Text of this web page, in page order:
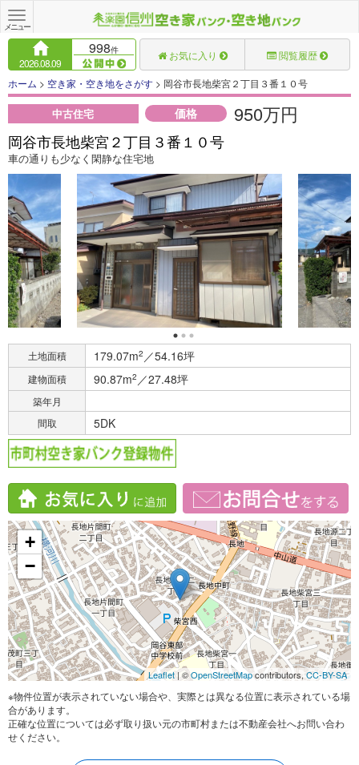
Toggle
navigation
メニュー
2026.08.09
998件 お気に入り 閲覧履歴
ホーム > 空き家・空き地をさがす > 岡谷市長地柴宮２丁目３番１０号
中古住宅 価格 950万円
岡谷市長地柴宮２丁目３番１０号
車の通りも少なく閑静な住宅地
土地面積 179.07m2 ／54.16坪
建物面積 90.87m2 ／27.48坪
築年月
間取
5DK
+
−
Leaflet | ©OpenStreetMapcontributors, CC-BY-SA
※物件位置が表示されていない場合や、実際とは異なる位置に表示されている場
合があります。
正確な位置については必ず取り扱い元の市町村または不動産会社へお問い合わ
せください。